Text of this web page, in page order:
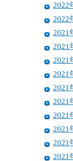
2022
2022
2021
2021
2021
2021
2021
2021
2021
2021
2021
2021